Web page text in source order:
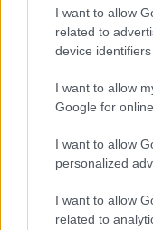
I want to allow
related to
device identifiers
I want to allow
Google for
I want to allow
personalized
I want to allow
related to
Gallura,
50mila
Meteo
Test
fine